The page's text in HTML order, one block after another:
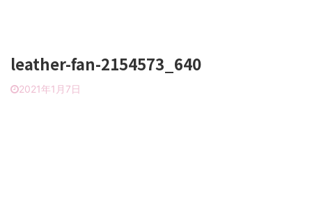
leather-fan-2154573_640
2021年1月7日